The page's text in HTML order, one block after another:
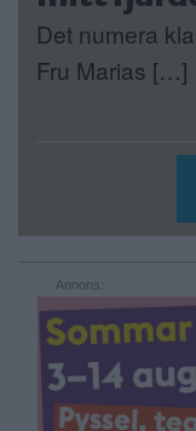
Det numera
Fru Marias […]
Annons: